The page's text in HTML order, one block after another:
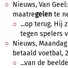
Nieuws, Van
maatregelen te
...op terug. Hij
tegen spelers
Nieuws,
betaald voetbal,
...van de